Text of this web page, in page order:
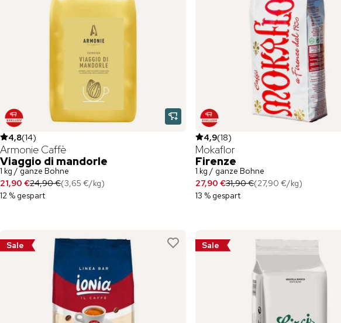
4,8(14)
Armonie Caffè
Viaggio di mandorle
1 kg / ganze Bohne
21,90 €24,90 €(3,65 €/kg)
12 % gespart
4,9(18)
Mokaflor
Firenze
1 kg / ganze Bohne
27,90 €31,90 €(27,90 €/kg)
13 % gespart
Sale Sale